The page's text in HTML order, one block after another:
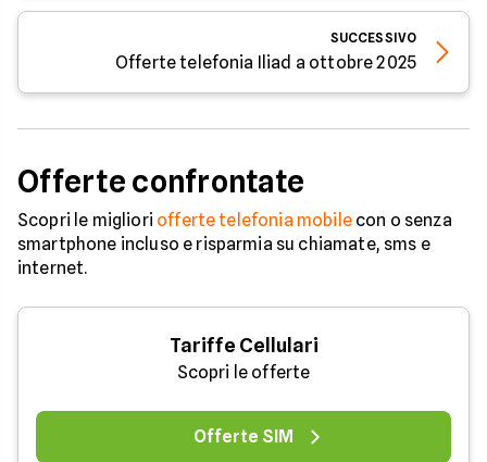
SUCCESSIVO
Offerte telefonia Iliad a ottobre 2025
Offerte confrontate
Scopri le migliori offerte telefonia mobilecon o senza
smartphone incluso e risparmia su chiamate, sms e
internet.
Tariffe Cellulari
Scopri le offerte
Offerte SIM